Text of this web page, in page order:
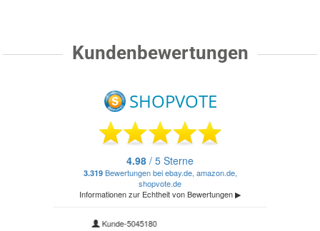
Kundenbewertungen